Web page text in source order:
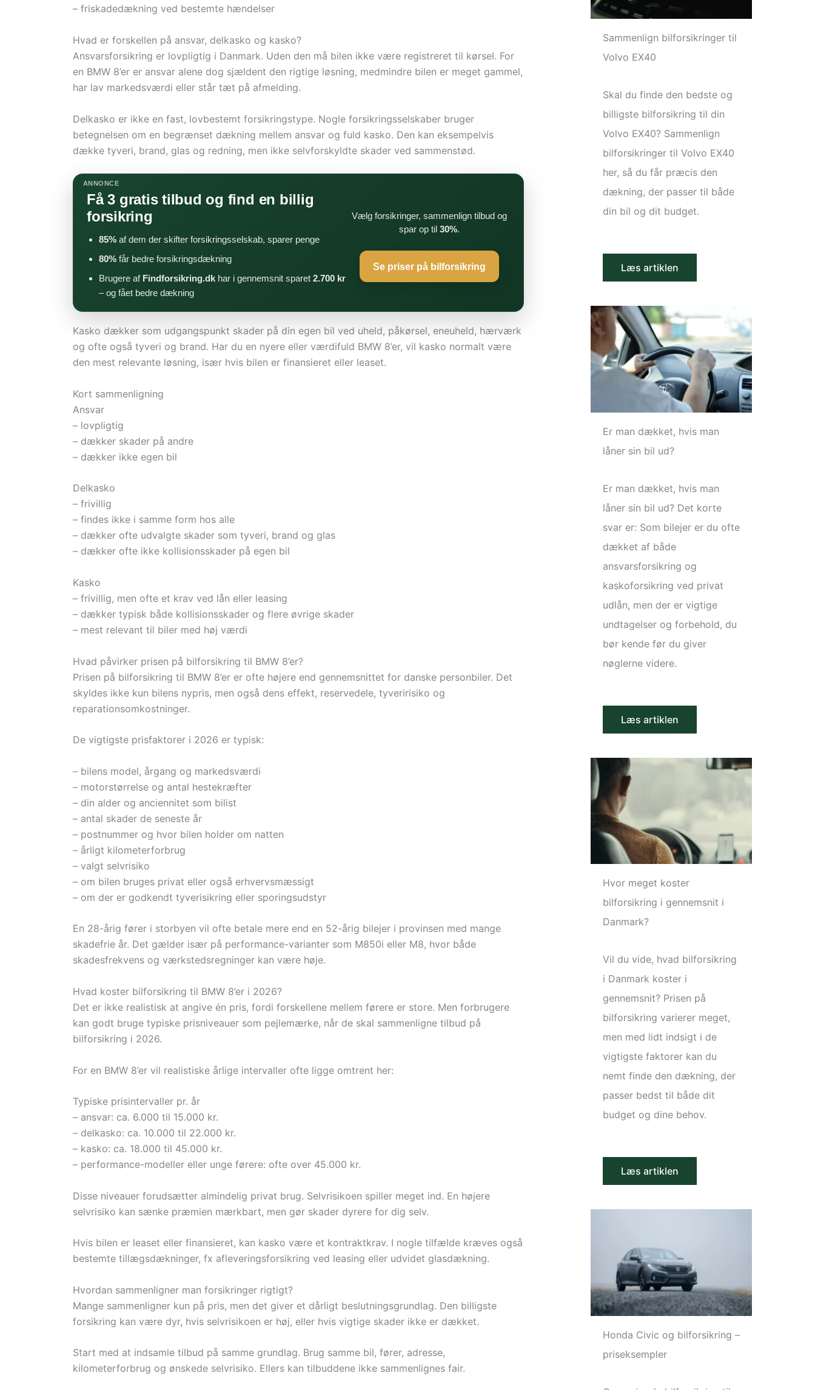
– friskadedækning ved bestemte hændelser
Hvad er forskellen på ansvar, delkasko og kasko?
Ansvarsforsikring er lovpligtig i Danmark. Uden den må bilen ikke være registreret til kørsel. For
en BMW 8’er er ansvar alene dog sjældent den rigtige løsning, medmindre bilen er meget gammel,
har lav markedsværdi eller står tæt på afmelding.
Delkasko er ikke en fast, lovbestemt forsikringstype. Nogle forsikringsselskaber bruger
betegnelsen om en begrænset dækning mellem ansvar og fuld kasko. Den kan eksempelvis
dække tyveri, brand, glas og redning, men ikke selvforskyldte skader ved sammenstød.
ANNONCE
Få 3 gratis tilbud og find en billig
forsikring
85% af dem der skifter forsikringsselskab, sparer penge
80% får bedre forsikringsdækning
Brugere af Findforsikring.dk har i gennemsnit sparet 2.700 kr
– og fået bedre dækning
Vælg forsikringer, sammenlign tilbud og
spar op til30%.
Se priser på bilforsikring
Kasko dækker som udgangspunkt skader på din egen bil ved uheld, påkørsel, eneuheld, hærværk
og ofte også tyveri og brand. Har du en nyere eller værdifuld BMW 8’er, vil kasko normalt være
den mest relevante løsning, især hvis bilen er finansieret eller leaset.
Kort sammenligning
Ansvar
– lovpligtig
– dækker skader på andre
– dækker ikke egen bil
Delkasko
– frivillig
– findes ikke i samme form hos alle
– dækker ofte udvalgte skader som tyveri, brand og glas
– dækker ofte ikke kollisionsskader på egen bil
Kasko
– frivillig, men ofte et krav ved lån eller leasing
– dækker typisk både kollisionsskader og flere øvrige skader
– mest relevant til biler med høj værdi
Hvad påvirker prisen på bilforsikring til BMW 8’er?
Prisen på bilforsikring til BMW 8’er er ofte højere end gennemsnittet for danske personbiler. Det
skyldes ikke kun bilens nypris, men også dens effekt, reservedele, tyveririsiko og
reparationsomkostninger.
De vigtigste prisfaktorer i 2026 er typisk:
– bilens model, årgang og markedsværdi
– motorstørrelse og antal hestekræfter
– din alder og anciennitet som bilist
– antal skader de seneste år
– postnummer og hvor bilen holder om natten
– årligt kilometerforbrug
– valgt selvrisiko
– om bilen bruges privat eller også erhvervsmæssigt
– om der er godkendt tyverisikring eller sporingsudstyr
En 28-årig fører i storbyen vil ofte betale mere end en 52-årig bilejer i provinsen med mange
skadefrie år. Det gælder især på performance-varianter som M850i eller M8, hvor både
skadesfrekvens og værkstedsregninger kan være høje.
Hvad koster bilforsikring til BMW 8’er i 2026?
Det er ikke realistisk at angive én pris, fordi forskellene mellem førere er store. Men forbrugere
kan godt bruge typiske prisniveauer som pejlemærke, når de skal sammenligne tilbud på
bilforsikring i 2026.
For en BMW 8’er vil realistiske årlige intervaller ofte ligge omtrent her:
Typiske prisintervaller pr. år
– ansvar: ca. 6.000 til 15.000 kr.
– delkasko: ca. 10.000 til 22.000 kr.
– kasko: ca. 18.000 til 45.000 kr.
– performance-modeller eller unge førere: ofte over 45.000 kr.
Disse niveauer forudsætter almindelig privat brug. Selvrisikoen spiller meget ind. En højere
selvrisiko kan sænke præmien mærkbart, men gør skader dyrere for dig selv.
Hvis bilen er leaset eller finansieret, kan kasko være et kontraktkrav. I nogle tilfælde kræves også
bestemte tillægsdækninger, fx afleveringsforsikring ved leasing eller udvidet glasdækning.
Hvordan sammenligner man forsikringer rigtigt?
Mange sammenligner kun på pris, men det giver et dårligt beslutningsgrundlag. Den billigste
forsikring kan være dyr, hvis selvrisikoen er høj, eller hvis vigtige skader ikke er dækket.
Start med at indsamle tilbud på samme grundlag. Brug samme bil, fører, adresse,
kilometerforbrug og ønskede selvrisiko. Ellers kan tilbuddene ikke sammenlignes fair.
Sammenlign bilforsikringer til
Volvo EX40
Skal du finde den bedste og
billigste bilforsikring til din
Volvo EX40? Sammenlign
bilforsikringer til Volvo EX40
her, så du får præcis den
dækning, der passer til både
din bil og dit budget.
Læs artiklen
Er man dækket, hvis man
låner sin bil ud?
Er man dækket, hvis man
låner sin bil ud? Det korte
svar er: Som bilejer er du ofte
dækket af både
ansvarsforsikring og
kaskoforsikring ved privat
udlån, men der er vigtige
undtagelser og forbehold, du
bør kende før du giver
nøglerne videre.
Læs artiklen
Hvor meget koster
bilforsikring i gennemsnit i
Danmark?
Vil du vide, hvad bilforsikring
i Danmark koster i
gennemsnit? Prisen på
bilforsikring varierer meget,
men med lidt indsigt i de
vigtigste faktorer kan du
nemt finde den dækning, der
passer bedst til både dit
budget og dine behov.
Læs artiklen
Honda Civic og bilforsikring –
priseksempler